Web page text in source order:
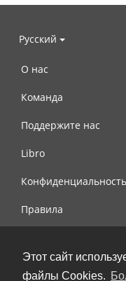
Этот сайт
файлы Cookies.
Русский
О нас
Команда
Поддержите нас
Libro
Конфиденциальность
Правила